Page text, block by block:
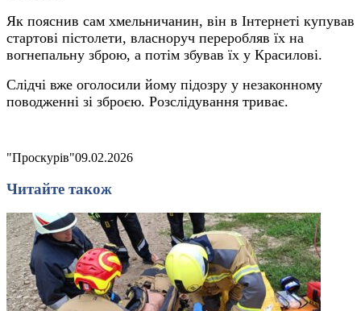
Як пояснив сам хмельничанин, він в Інтернеті купував
стартові пістолети, власноруч переробляв їх на
вогнепальну зброю, а потім збував їх у Красилові.
Слідчі вже оголосили йому підозру у незаконному
поводженні зі зброєю. Розслідування триває.
"Проскурів"09.02.2026
Читайте також